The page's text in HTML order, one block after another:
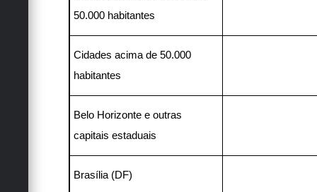
50.000 habitantes
Cidades acima de 50.000
habitantes
Belo Horizonte e outras
capitais estaduais
Brasília (DF)